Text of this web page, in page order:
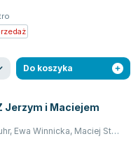
Do koszyka
Jerzym i Maciejem
, Ewa Winnicka, Maciej Stuhr